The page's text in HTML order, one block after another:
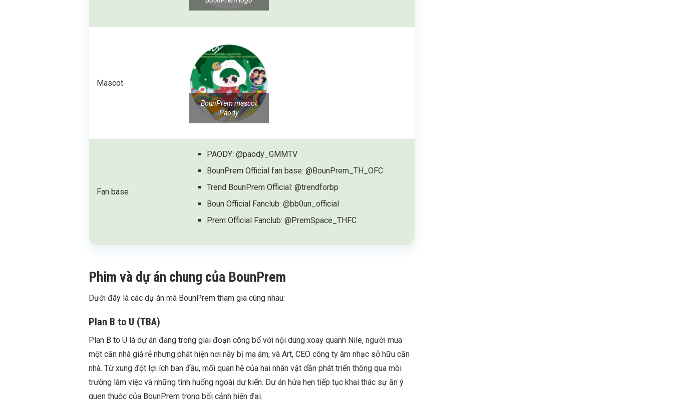
Mascot
BounPrem mascot
Paody
Fan base
PAODY: @paody_GMMTV
BounPrem Official fan base: @BounPrem_TH_OFC
Trend BounPrem Official: @trendforbp
Boun Official Fanclub: @bb0un_official
Prem Official Fanclub: @PremSpace_THFC
Phim và dự án chung của BounPrem
Dưới đây là các dự án mà BounPrem tham gia cùng nhau:
Plan B to U (TBA)
Plan B to U là dự án đang trong giai đoạn công bố với nội dung xoay quanh Nile, người mua
một căn nhà giá rẻ nhưng phát hiện nơi này bị ma ám, và Art, CEO công ty âm nhạc sở hữu căn
nhà. Từ xung đột lợi ích ban đầu, mối quan hệ của hai nhân vật dần phát triển thông qua môi
trường làm việc và những tình huống ngoài dự kiến. Dự án hứa hẹn tiếp tục khai thác sự ăn ý
quen thuộc của BounPrem trong bối cảnh hiện đại.